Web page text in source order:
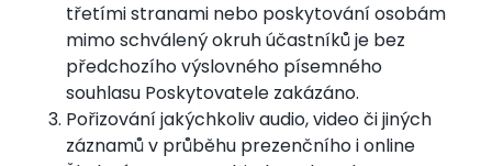
třetími stranami nebo poskytování osobám
mimo schválený okruh účastníků je bez
předchozího výslovného písemného
souhlasu Poskytovatele zakázáno.
Pořizování jakýchkoliv audio, video či jiných
záznamů v průběhu prezenčního i online